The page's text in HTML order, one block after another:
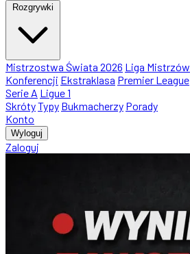
Rozgrywki
Mistrzostwa Świata 2026 Liga Mistrzów
Konferencji Ekstraklasa Premier League
Serie A Ligue 1
SkrótyTypy Bukmacherzy Porady
Konto
Wyloguj
Zaloguj